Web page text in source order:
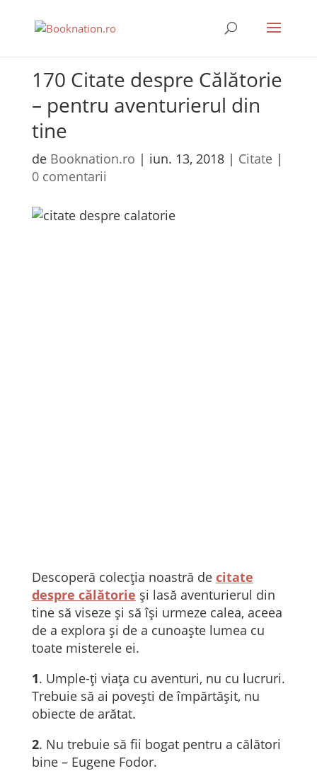
170 Citate despre Călătorie
– pentru aventurierul din
tine
de Booknation.ro | iun. 13, 2018| Citate|
0 comentarii
Descoperă colecția noastră de citate
despre călătorie și lasă aventurierul din
tine să viseze și să își urmeze calea, aceea
de a explora și de a cunoaște lumea cu
toate misterele ei.
1. Umple-ți viața cu aventuri, nu cu lucruri.
Trebuie să ai povești de împărtășit, nu
obiecte de arătat.
2. Nu trebuie să fii bogat pentru a călători
bine – Eugene Fodor.